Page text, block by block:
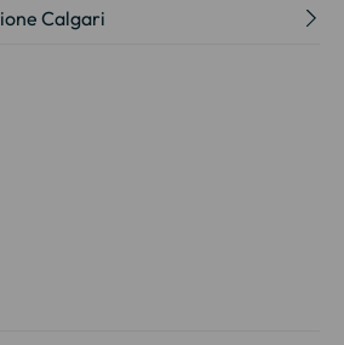
Calgari